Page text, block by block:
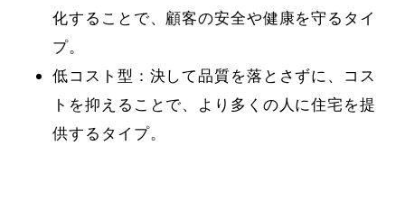
化することで、顧客の安全や健康を守るタイ
プ。
低コスト型：決して品質を落とさずに、コス
トを抑えることで、より多くの人に住宅を提
供するタイプ。